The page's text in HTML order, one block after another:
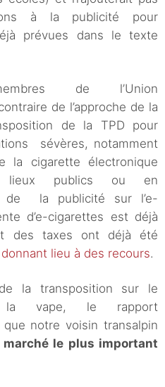
à la publicité pour
prévues dans le texte
de l’Union
de l’approche de la
de la TPD pour
sévères, notamment
la cigarette électronique
lieux publics ou en
de la publicité sur l’e-
d’e-cigarettes est déjà
des taxes ont déjà été
donnant lieu à des recours.
la transposition sur le
la vape, le rapport
que notre voisin transalpin
marché le plus important